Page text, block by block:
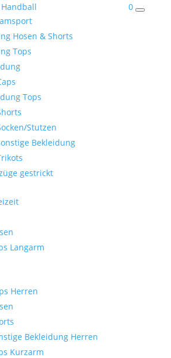
0
Hosen & Shorts
Tops
Tops
Stutzen
Bekleidung
gestrickt
Langarm
Herren
Bekleidung Herren
Kurzarm